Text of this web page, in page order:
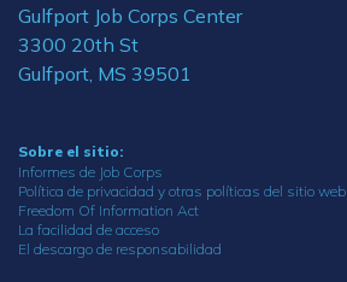
Gulfport Job Corps Center
3300 20th St
Gulfport, MS 39501
Sobre el sitio:
Informes de Job Corps
Política de privacidad y otras políticas del sitio web
Freedom Of Information Act
La facilidad de acceso
El descargo de responsabilidad